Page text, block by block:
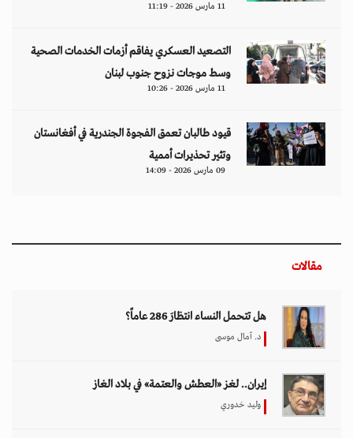
11 مارس 2026 - 11:19
التصعيد العسكري يفاقم أزمات الخدمات الصحية
وسط موجات نزوح جنوب لبنان
11 مارس 2026 - 10:26
قيود طالبان تعمق الفجوة الجندرية في أفغانستان
وتثير تحذيرات أممية
09 مارس 2026 - 14:09
مقالات
هل تتحمل النساء انتظارَ 286 عاماً؟
د. آمال موسى
إيران.. لغز «العطش والعتمة» في بلاد الغاز
وليد خدوري